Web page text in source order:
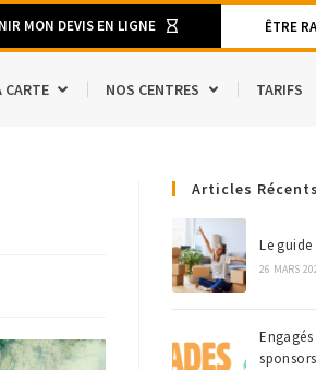
MON DEVIS EN LIGNE ÊTRE
CARTE
ACCESSOIRES ET MATÉRIELS DE
NOS CENTRES TARIFS
Articles Récents
Le
26 MARS